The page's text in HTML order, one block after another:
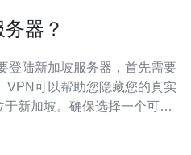
器？
VPN可以帮助您隐藏您的真实
于新加坡。确保选择一个可靠
装他们的VPN客户端。